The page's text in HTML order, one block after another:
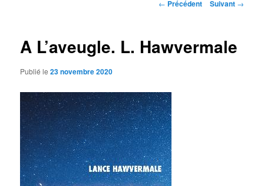
← Précédent Suivant →
A L’aveugle. L. Hawvermale
Publié le23 novembre 2020